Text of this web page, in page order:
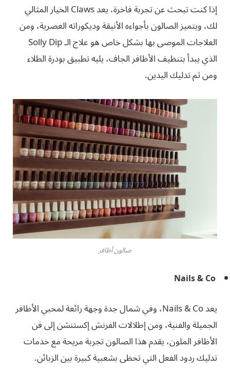
إذا كنت تبحث عن تجربة فاخرة، يعد Claws الخيار المثالي
لك، ويتميز الصالون بأجواءه الأنيقة وديكوراته العصرية، ومن
العلاجات الموصى بها بشكل خاص هو علاج الـ Solly Dip
الذي يبدأ بتنظيف الأظافر الجاف، يليه تطبيق بودرة الطلاء
ومن ثم تدليك اليدين.
صالون أظافر
Nails & Co
يعد Nails & Co، وفي شمال جدة وجهة رائعة لمحبي الأظافر
الجميلة والفنية، ومن إطلالات الفرنش إكستنشن إلى فن
الأظافر الملون، يقدم هذا الصالون تجربة مريحة مع خدمات
تدليك ردود الفعل التي تحظى بشعبية كبيرة بين الزبائن.